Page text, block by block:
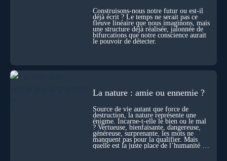
l’âme ? Nous en parlons avec Abdel Aouacheria, docteur en
biochimie et spécialiste de la mort cellulaire.
Construisons-nous notre futur ou est-il
déjà écrit ? Le temps ne serait pas ce
fleuve linéaire que nous imaginons, mais
une structure déjà réalisée, jalonnée de
bifurcations que notre conscience aurait
le pouvoir de détecter.
La nature : amie ou ennemie ?
Source de vie autant que force de
destruction, la nature représente une
énigme. Incarne-t-elle le bien ou le mal
? Vertueuse, bienfaisante, dangereuse,
généreuse, surprenante, les mots ne
manquent pas pour la qualifier. Mais
quelle est la juste place de l’humanité au